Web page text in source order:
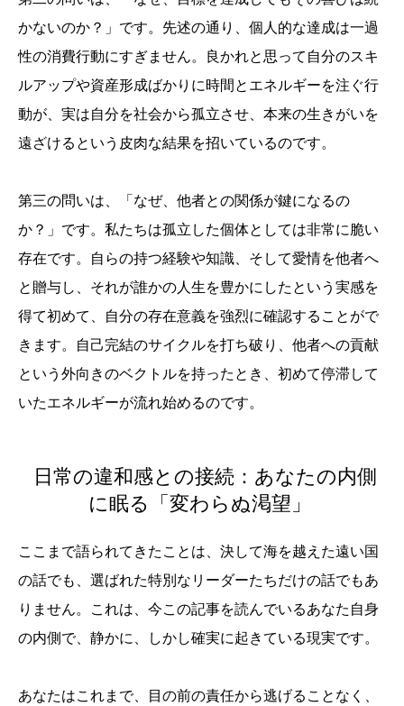
かないのか？」です。先述の通り、個人的な達成は一過
性の消費行動にすぎません。良かれと思って自分のスキ
ルアップや資産形成ばかりに時間とエネルギーを注ぐ行
動が、実は自分を社会から孤立させ、本来の生きがいを
遠ざけるという皮肉な結果を招いているのです。
第三の問いは、「なぜ、他者との関係が鍵になるの
か？」です。私たちは孤立した個体としては非常に脆い
存在です。自らの持つ経験や知識、そして愛情を他者へ
と贈与し、それが誰かの人生を豊かにしたという実感を
得て初めて、自分の存在意義を強烈に確認することがで
きます。自己完結のサイクルを打ち破り、他者への貢献
という外向きのベクトルを持ったとき、初めて停滞して
いたエネルギーが流れ始めるのです。
日常の違和感との接続：あなたの内側
に眠る「変わらぬ渇望」
ここまで語られてきたことは、決して海を越えた遠い国
の話でも、選ばれた特別なリーダーたちだけの話でもあ
りません。これは、今この記事を読んでいるあなた自身
の内側で、静かに、しかし確実に起きている現実です。
あなたはこれまで、目の前の責任から逃げることなく、